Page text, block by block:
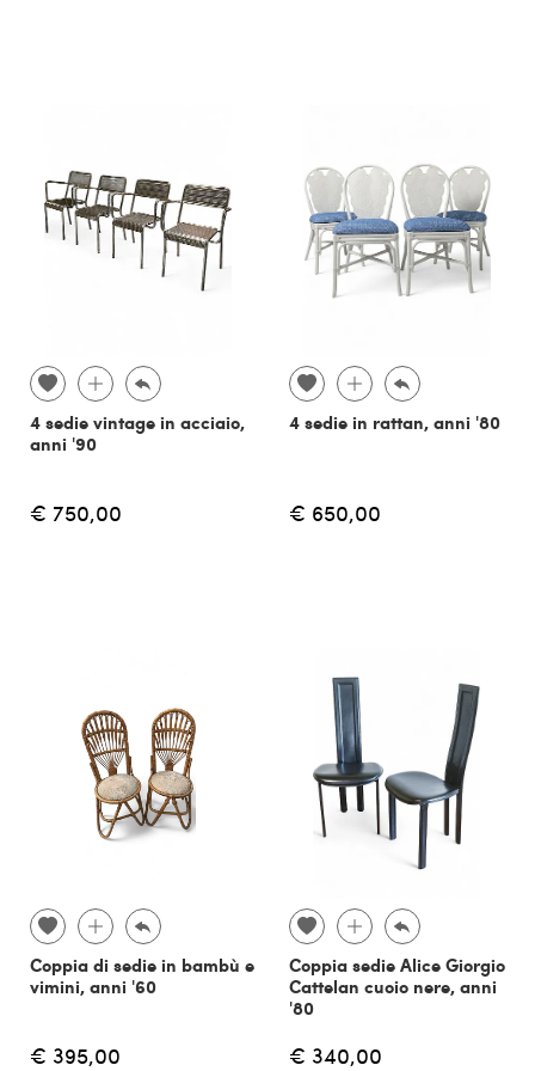
4 sedie vintage in acciaio,
anni '90
€ 750,00
4 sedie in rattan, anni '80
€ 650,00
Coppia di sedie in bambù e
vimini, anni '60
€ 395,00
Coppia sedie Alice Giorgio
Cattelan cuoio nere, anni
'80
€ 340,00